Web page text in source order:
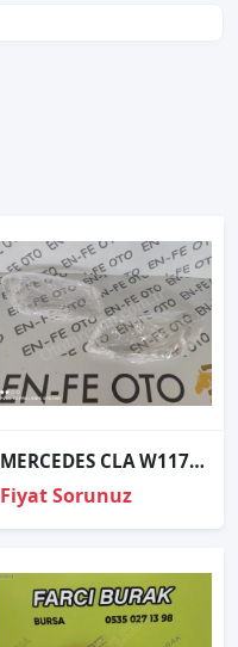
MERCEDES CLA W117 SAĞ FAR CAMI SIFIR 2014 2015 2016
Fiyat Sorunuz